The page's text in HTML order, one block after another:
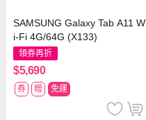
SAMSUNG Galaxy Tab A11 W
i-Fi 4G/64G (X133)
領券再折
$5,690
券 贈 免運